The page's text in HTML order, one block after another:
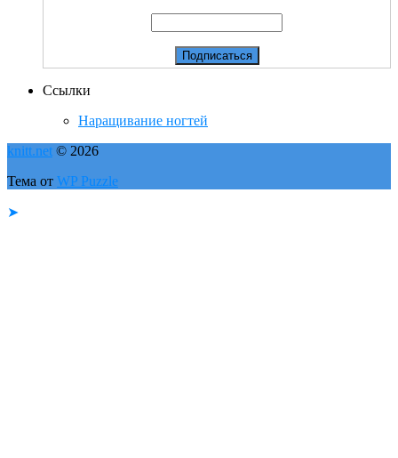
Ссылки
Наращивание ногтей
knitt.net © 2026
Тема от WP Puzzle
➤